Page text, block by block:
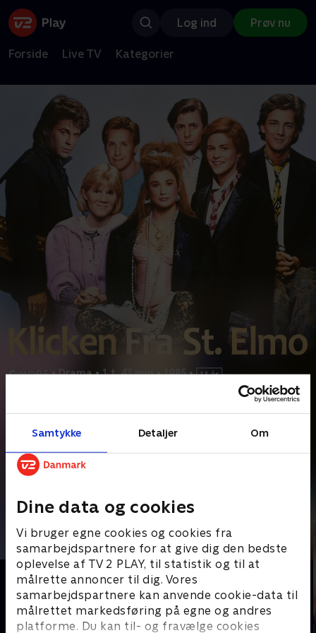
Samtykke Detaljer Om
Dine data og cookies
Vi bruger egne cookies og cookies fra
samarbejdspartnere for at give dig den bedste
oplevelse af TV 2 PLAY, til statistik og til at
målrette annoncer til dig. Vores
samarbejdspartnere kan anvende cookie-data til
målrettet markedsføring på egne og andres
platforme. Du kan til- og fravælge cookies
Log ind Prøv nu
Forside Live TV Kategorier
• Drama • 1 t. 43 min • 1985 •
Syv venner på tærsklen til voksenlivet oplever både op- og
nedture i denne 80’er-klassiker, hvor deres
Prøv TV 2 Play*
*Kræver pakken Basis. Administrer dit abonnement på Mit TV 2.
Andre så også